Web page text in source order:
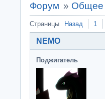
Форум » Общее
Страницы Назад 1
NEMO
Поджигатель